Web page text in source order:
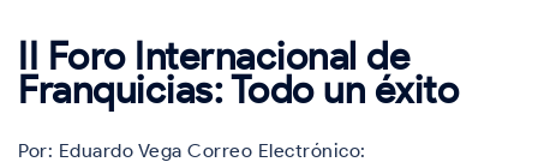
II Foro Internacional de
Franquicias: Todo un éxito
Por: Eduardo Vega Correo Electrónico: